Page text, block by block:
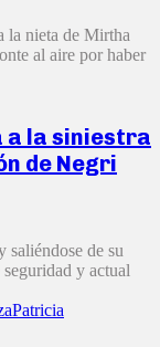
la nieta de Mirtha
al aire por haber
a la siniestra
de Negri
saliéndose de su
y actual
Patricia